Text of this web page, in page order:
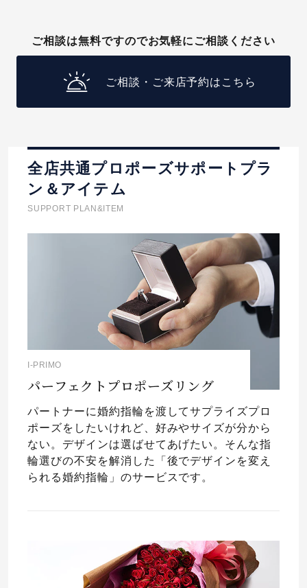
ご相談は無料ですのでお気軽にご相談ください
ご相談・ご来店予約はこちら
全店共通プロポーズサポートプラ
ン＆アイテム
SUPPORT PLAN&ITEM
I-PRIMO
パーフェクトプロポーズリング
パートナーに婚約指輪を渡してサプライズプロ
ポーズをしたいけれど、好みやサイズが分から
ない。デザインは選ばせてあげたい。そんな指
輪選びの不安を解消した「後でデザインを変え
られる婚約指輪」のサービスです。